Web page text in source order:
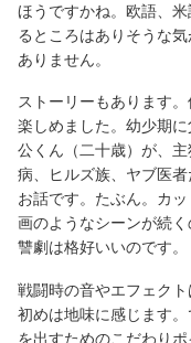
ほうですかね。欧語、
るところはありそうな
ありません。
ストーリーもあります
楽しめました。幼少期
公くん（二十歳）が、
病、ヒルズ族、ヤブ医
お話です。たぶん。カ
画のようなシーンが続
讐劇は格好いいのです。
戦闘時の音やエフェクト
初めは地味に感じます
を出すためのこだわり